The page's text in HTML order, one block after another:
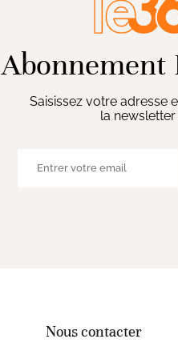
Saisissez votre adresse
la
Nous contacter